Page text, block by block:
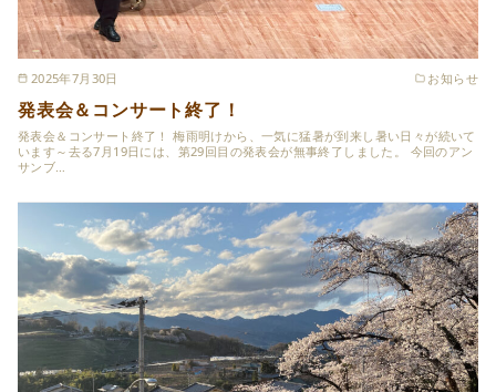
2025年7月30日 お知らせ
発表会＆コンサート終了！
発表会＆コンサート終了！ 梅雨明けから、一気に猛暑が到来し暑い日々が続いて
います～去る7月19日には、第29回目の発表会が無事終了しました。 今回のアン
サンブ…